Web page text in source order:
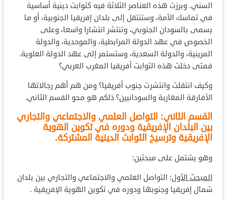
السني. وبرزت هذه العناصر الثلاثة فيه كثوابت دينية أساسية
في تماسك الأمة، وستنتقل إلى بلدان إفريقيا الجنوبية، أو ما
يسمى بالسودان الجنوبي، وتنتشر انتشارا واسعا، وعلى
الخصوص في عهد الدولة المرابطية، والموحدية، والدولة
المرينية، والدولة السعدية، وستستمر إلى عهد الدولة العلوية.
فمتى دخلت هذه الثوابت أفريقيا المغرب العربي؟
وكيف انتقلت وانتشرت جنوب أفريقيا؟ ومن هم أهم رجالاتها
الأفارقة المغاربة والسودانيين؟ ذلكم هو محو القسم الثاني.
القسم الثاني: التواصل العلمي والاجتماعي والتجاري
بين البلدان الإفريقية ودوره في تكوين الهوية
الإفريقية وترسيخ الثوابت الدينية المشتركة.
وهو يشتمل على مبحثين:
المبحث الأول: التواصل العلمي والاجتماعي والتجاري بين بلدان
شمال إفريقيا وجنوبها ودوره في تكوين الهوية الإفريقية .